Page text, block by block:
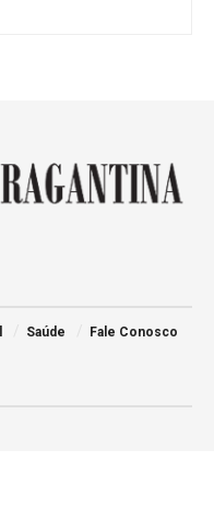
Saúde Fale Conosco